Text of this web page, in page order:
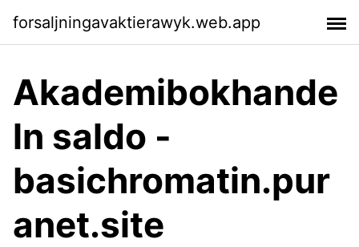
forsaljningavaktierawyk.web.app
Akademibokhande
ln saldo -
basichromatin.pur
anet.site